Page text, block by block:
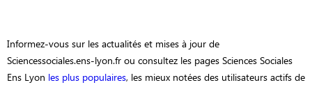
Informez-vous sur les actualités et mises à jour de
Sciencessociales.ens-lyon.fr ou consultez les pages Sciences Sociales
Ens Lyon les plus populaires, les mieux notées des utilisateurs actifs de